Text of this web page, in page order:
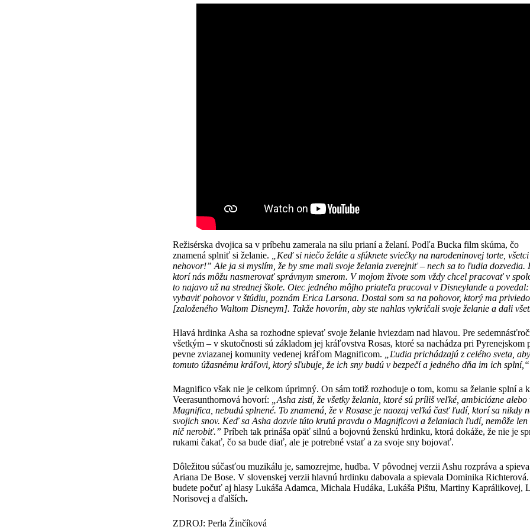
Režisérska dvojica sa v príbehu zamerala na silu prianí a želaní. Podľa Bucka film skúma, čo
znamená splniť si želanie.
„Keďsi niečo želáte a sfúknete sviečky na narodeninovej torte, vš
nehovor!” Ale ja si myslím, že by sme mali svoje želania zverejniť– nech sa to ľudia dozvedia.
ktorínás môžu nasmerovaťsprávnym smerom. V mojom živote som vždy chcel pracovaťv
to najavo užna strednej škole. Otec jedného môjho priateľa pracoval v Disneylande a
vybaviťpohovor v štúdiu, poznám Erica Larsona. Dostal som sa na pohovor, ktorý ma
[založeného Waltom Disneym]. Takže hovorím, aby ste nahlas vykričali svoje želanie a dali vš
Hlavá hrdinka Asha sa rozhodne spievať svoje želanie hviezdam nad hlavou. Pre
všetkým – v skutočnosti sú základom jej kráľovstva Rosas, ktoré sa nachádza pri Pyrenejskom
pevne zviazanej komunity vedenej kráľom Magnificom.
Ľudia prichádzajú z celého sveta,
tomuto úžasnému kráľovi, ktorý sľubuje, že ich sny budú v bezpečí a jedného dňa im ich splní,“
Magnifico však nie je celkom úprimný. On sám totiž rozhoduje o tom, komu sa želanie splní a
Veerasunthornová hovorí:
„Asha zistí, že všetky želania, ktorésú prílišveľké, ambiciózne alebo
Magnifica, nebudú splnené. To znamená že v Rosase je naozaj veľká časť ľudí, ktorísa nikdy
svojich snov. Keďsa Asha dozvie túto krutú pravdu o Magnificovi a želaniach ľudí, nemôže len
ničnerobiť.” Príbeh tak prináša opäť silnú a bojovnú ženskú hrdinku, ktorá dokáže, že nie je
rukami čakať, čo sa bude diať, ale je potrebné vstať a za svoje sny bojovať.
Dôležitou súčasťou muzikálu je, samozrejme, hudba. V pôvodnej verzii Ashu rozpráva a
Ariana De Bose. V slovenskej verzii hlavnú hrdinku dabovala a spievala Dominika
budete počuť aj hlasy Lukáša Adamca, Michala Hudáka, Lukáša Pištu, Martiny Kaprálikovej,
Norisovej a ďalších.
ZDROJ: Perla Žinčíková